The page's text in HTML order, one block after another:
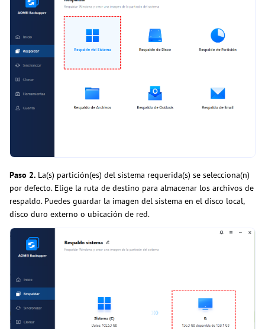
Paso 2. La(s) partición(es) del sistema requerida(s) se selecciona(n)
por defecto. Elige la ruta de destino para almacenar los archivos de
respaldo. Puedes guardar la imagen del sistema en el disco local,
disco duro externo o ubicación de red.